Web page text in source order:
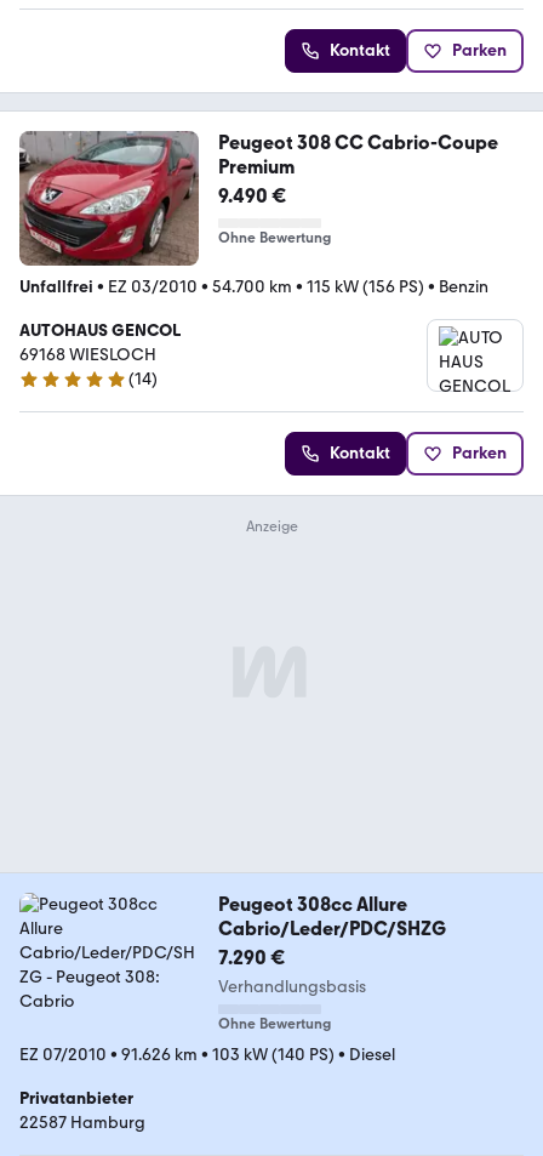
Kontakt Parken
Peugeot 308 CC Cabrio-Coupe
Premium
9.490 €
Ohne Bewertung
Unfallfrei • EZ 03/2010 • 54.700 km • 115 kW (156 PS) • Benzin
AUTOHAUS GENCOL
69168 WIESLOCH
5 Sterne
(14)
Kontakt Parken
Peugeot 308cc Allure
Cabrio/Leder/PDC/SHZG
7.290 €
Verhandlungsbasis
Ohne Bewertung
EZ 07/2010 • 91.626 km • 103 kW (140 PS) • Diesel
Privatanbieter
22587 Hamburg